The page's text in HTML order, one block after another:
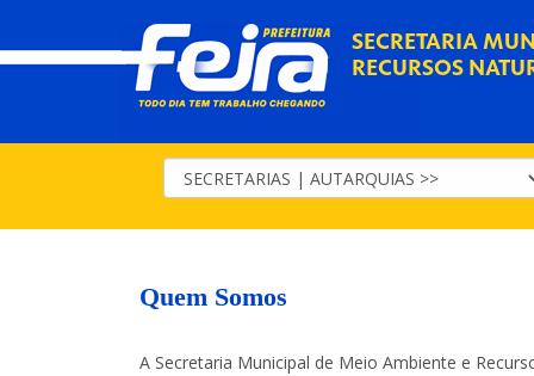
SECRETARIA
RECURSOS
Quem Somos
A Secretaria Municipal de Meio Ambiente e